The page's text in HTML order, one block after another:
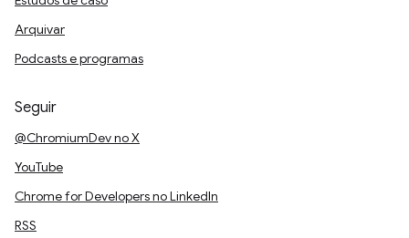
Arquivar
Podcasts e programas
Seguir
@ChromiumDev no X
YouTube
Chrome for Developers no LinkedIn
RSS